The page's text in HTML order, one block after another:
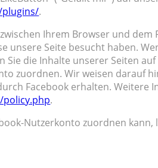
.
Ihrem Browser und dem
Seite besucht haben.
die Inhalte unserer Seiten
zuordnen. Wir weisen darauf
Facebook erhalten. Weitere
.
Nutzerkonto zuordnen kann,